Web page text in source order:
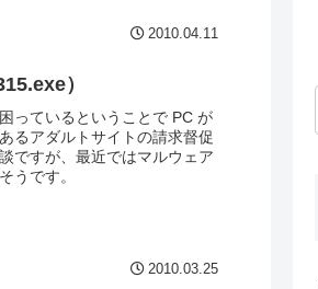
2010.04.11
）
っているということで PC が
るアダルトサイトの請求督促
ですが、最近ではマルウェア
うです。
2010.03.25